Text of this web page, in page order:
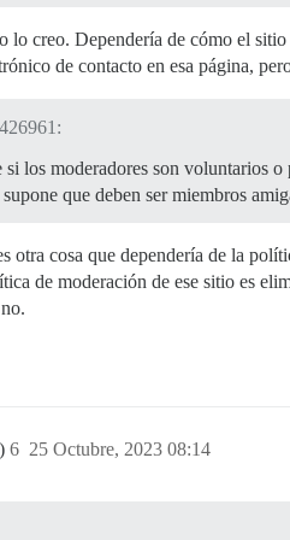
lo creo. Dependería de cómo el
de contacto en esa página,
si los moderadores son voluntarios
supone que deben ser miembros
otra cosa que dependería de la
de moderación de ese sitio es
25 Octubre, 2023 08:14
6